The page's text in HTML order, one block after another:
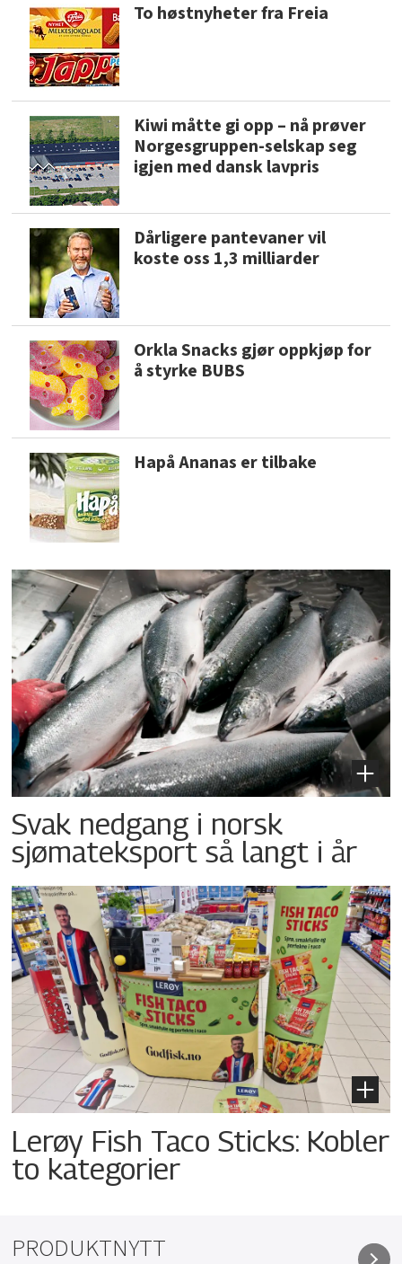
To høstnyheter fra Freia
Kiwi måtte gi opp – nå prøver
Norgesgruppen-selskap seg
igjen med dansk lavpris
Dårligere pantevaner vil
koste oss 1,3 milliarder
Orkla Snacks gjør oppkjøp for
å styrke BUBS
Hapå Ananas er tilbake
Svak nedgang i norsk
sjømateksport så langt i år
Lerøy Fish Taco Sticks: Kobler
to kategorier
PRODUKTNYTT